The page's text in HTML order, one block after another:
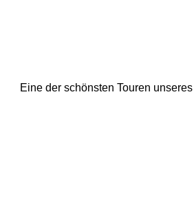
Eine der schönsten Touren